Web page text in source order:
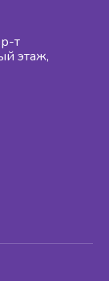
т
этаж,